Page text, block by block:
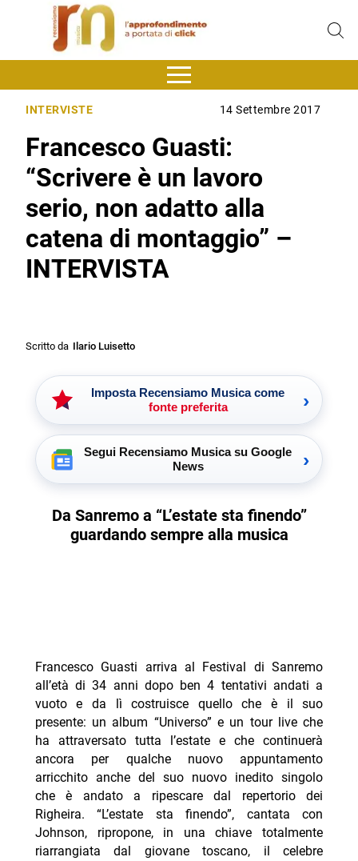
INTERVISTE 14 Settembre 2017
Francesco Guasti:
“Scrivere è un lavoro
serio, non adatto alla
catena di montaggio” –
INTERVISTA
Scritto da Ilario Luisetto
Imposta Recensiamo Musica come
fonte preferita
›
Segui Recensiamo Musica su Google
News
›
Da Sanremo a “L’estate sta finendo”
guardando sempre alla musica
Francesco Guasti arriva al Festival di Sanremo
all’età di 34 anni dopo ben 4 tentativi andati a
vuoto e da lì costruisce quello che è il suo
presente: un album “Universo” e un tour live che
ha attraversato tutta l’estate e che continuerà
ancora per qualche nuovo appuntamento
arricchito anche del suo nuovo inedito singolo
che è andato a ripescare dal repertorio dei
Righeira. “L’estate sta finendo”, cantata con
Johnson, ripropone, in una chiave totalmente
riarrangiata dal giovane toscano, il celebre